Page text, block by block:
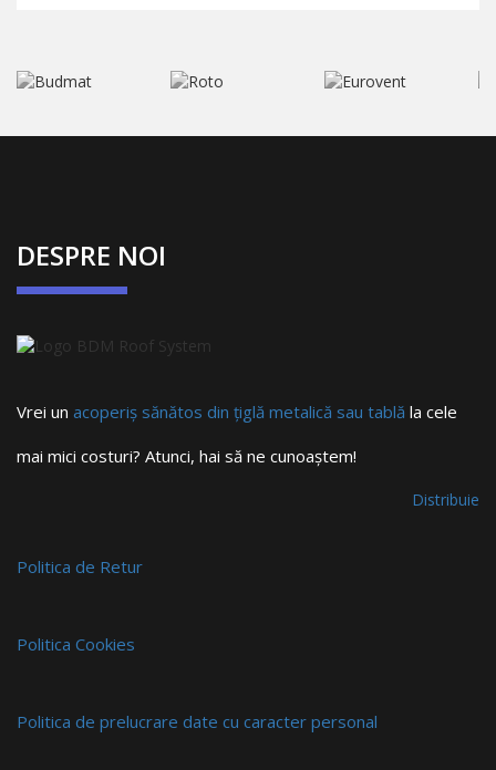
DESPRE NOI
Vrei un acoperiș sănătos din țiglă metalică sau tablă la cele
mai mici costuri? Atunci, hai să ne cunoaștem!
Distribuie
Politica de Retur
Politica Cookies
Politica de prelucrare date cu caracter personal